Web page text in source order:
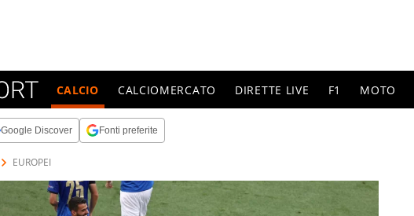
CALCIO CALCIOMERCATO DIRETTE LIVE F1 MOTO
Google Discover Fonti preferite
EUROPEI